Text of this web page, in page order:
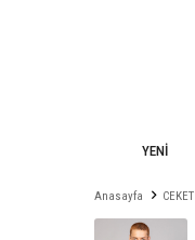
YENİ
Anasayfa CEKET